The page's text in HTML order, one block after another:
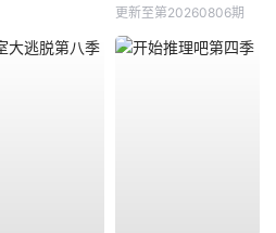
更新至第20260806期